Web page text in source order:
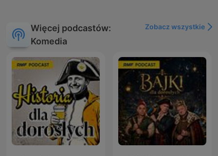
Więcej podcastów:
Komedia
Zobacz wszystkie